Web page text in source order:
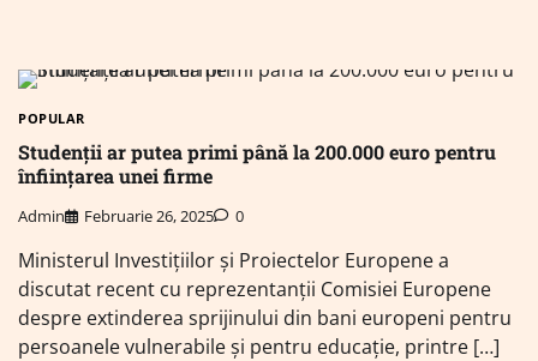
POPULAR
Studenții ar putea primi până la 200.000 euro pentru
înființarea unei firme
Admin Februarie 26, 2025 0
Ministerul Investițiilor și Proiectelor Europene a
discutat recent cu reprezentanții Comisiei Europene
despre extinderea sprijinului din bani europeni pentru
persoanele vulnerabile și pentru educație, printre […]